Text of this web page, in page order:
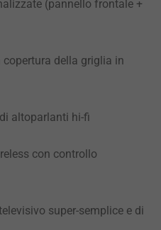
(pannello frontale +
della griglia in
altoparlanti hi-fi
con controllo
super-semplice e di